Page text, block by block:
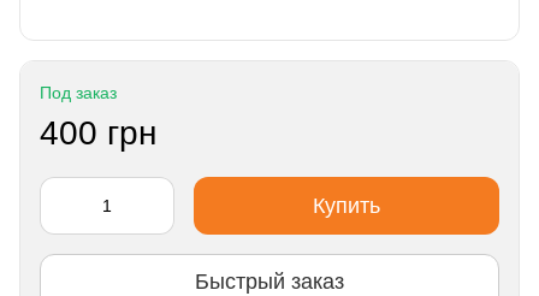
Под заказ
400 грн
Купить
Быстрый заказ